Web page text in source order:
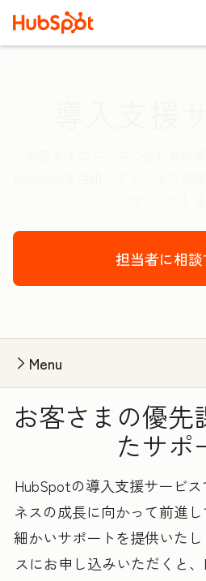
担当者に相
Menu
お客さまの優先
たサポ
HubSpotの導入支援サービ
ネスの成長に向かって前進
細かいサポートを提供いた
スにお申し込みいただくと